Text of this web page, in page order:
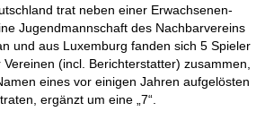
trat neben einer Erwachsenen-
Jugendmannschaft des Nachbarvereins
und aus Luxemburg fanden sich 5 Spieler
(incl. Berichterstatter) zusammen,
eines vor einigen Jahren aufgelösten
ergänzt um eine „7“.